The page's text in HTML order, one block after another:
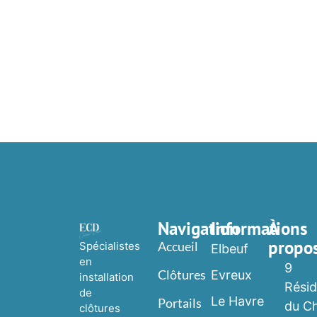
Spécialistes
en
installation
de
clôtures
Navigation
Accueil
Clôtures
Portails
Informations
Elbeuf
Evreux
Le Havre
À
9
du